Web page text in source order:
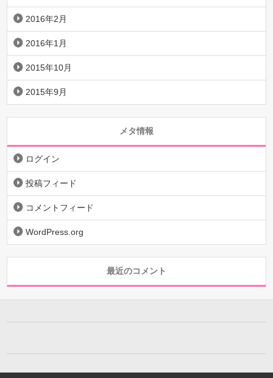
2016年2月
2016年1月
2015年10月
2015年9月
メタ情報
ログイン
投稿フィード
コメントフィード
WordPress.org
最近のコメント